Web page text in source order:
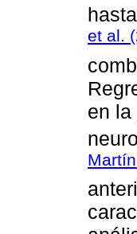
et al.
en la